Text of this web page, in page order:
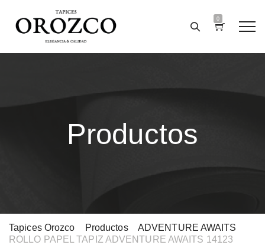
0
Productos
Tapices Orozco Productos> ADVENTURE AWAITS
ROLLO PAPEL TAPIZ ADVENTURE AWAITS 14123